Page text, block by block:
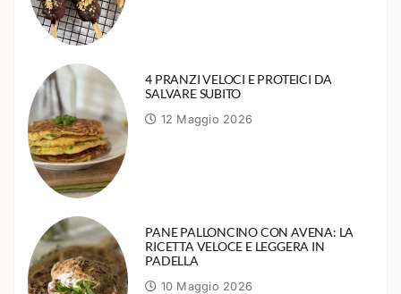
4 PRANZI VELOCI E PROTEICI DA
SALVARE SUBITO
12 Maggio 2026
PANE PALLONCINO CON AVENA: LA
RICETTA VELOCE E LEGGERA IN
PADELLA
10 Maggio 2026